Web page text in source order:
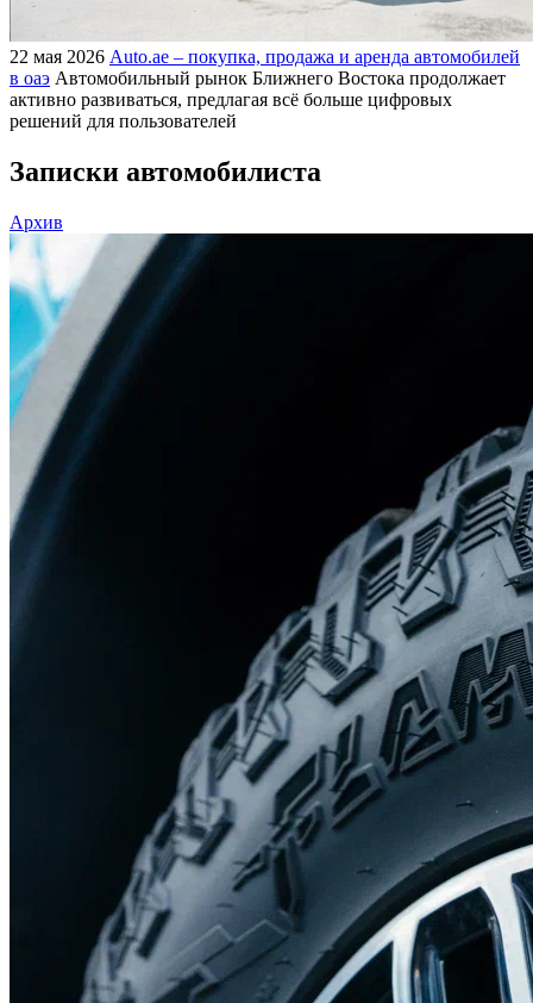
22 мая 2026 Auto.ae – покупка, продажа и аренда автомобилей
в оаэ Автомобильный рынок Ближнего Востока продолжает
активно развиваться, предлагая всё больше цифровых
решений для пользователей
Записки автомобилиста
Архив